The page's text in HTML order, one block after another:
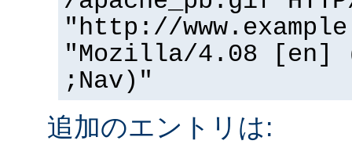
"http://
"Mozilla/4.08 [en]
;Nav)"
追加のエントリは: